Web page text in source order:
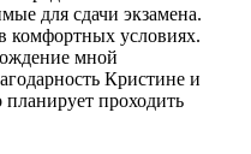
для сдачи экзамена.
комфортных условиях.
мной
Кристине и
проходить